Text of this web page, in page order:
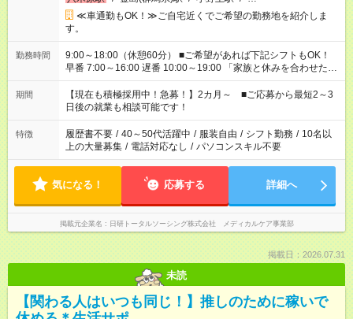
≪車通勤もOK！≫ご自宅近くでご希望の勤務地を紹介しま
す。
勤務時間
9:00～18:00（休憩60分） ■ご希望があれば下記シフトもOK！
早番 7:00～16:00 遅番 10:00～19:00 「家族と休みを合わせた
い」 「余裕を持って夕飯の準備がしたい」 「できれば残業はし
たくない」 など、ご希望を教えてくださいね。 ※Wワーク希望
の方へ 今ご覧のお仕事で希望する勤務時間と、もう1つのお仕事
の勤務時間。 合計で週40時間を超える場合は応募できません。
期間
【現在も積極採用中！急募！】2カ月～ ■ご応募から最短2～3
日後の就業も相談可能です！
特徴 履歴書不要 / 40～50代活躍中 / 服装自由 / シフト勤務 / 10名以
上の大量募集 / 電話対応なし / パソコンスキル不要
気になる！ 応募する 詳細へ
掲載元企業名 日研トータルソーシング株式会社 メディカルケア事業部
掲載日：2026.07.31
未読
【関わる人はいつも同じ！】推しのために稼いで